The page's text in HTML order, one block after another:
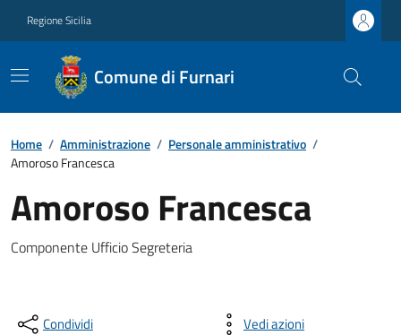
Regione Sicilia
Comune di Furnari
Home / Amministrazione / Personale amministrativo /
Amoroso Francesca
Amoroso Francesca
Componente Ufficio Segreteria
Condividi Vedi azioni